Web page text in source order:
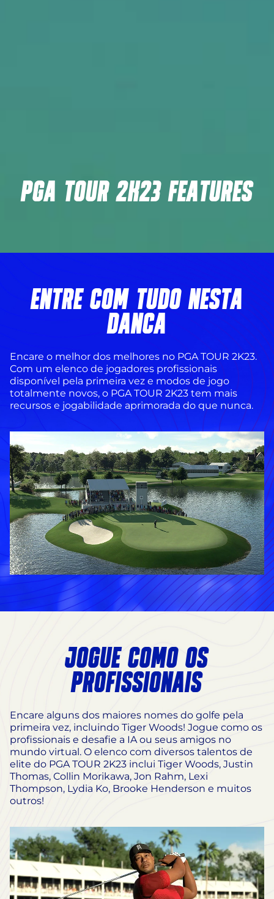
PGA TOUR 2K23 FEATURES
ENTRE COM TUDO NESTA
DANÇA
Encare o melhor dos melhores no PGA TOUR 2K23.
Com um elenco de jogadores profissionais
disponível pela primeira vez e modos de jogo
totalmente novos, o PGA TOUR 2K23 tem mais
recursos e jogabilidade aprimorada do que nunca.
JOGUE COMO OS
PROFISSIONAIS
Encare alguns dos maiores nomes do golfe pela
primeira vez, incluindo Tiger Woods! Jogue como os
profissionais e desafie a IA ou seus amigos no
mundo virtual. O elenco com diversos talentos de
elite do PGA TOUR 2K23 inclui Tiger Woods, Justin
Thomas, Collin Morikawa, Jon Rahm, Lexi
Thompson, Lydia Ko, Brooke Henderson e muitos
outros!